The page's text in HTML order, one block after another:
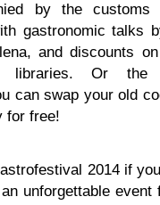
by the
gastronomic talks
and discounts
libraries. Or the
can swap your old
for free!
2014 if
unforgettable event